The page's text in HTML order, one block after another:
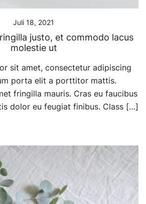
Juli 18, 2021
justo, et commodo lacus
molestie ut
sit amet, consectetur adipiscing
porta elit a porttitor mattis.
fringilla mauris. Cras eu faucibus
dolor eu feugiat finibus. Class […]